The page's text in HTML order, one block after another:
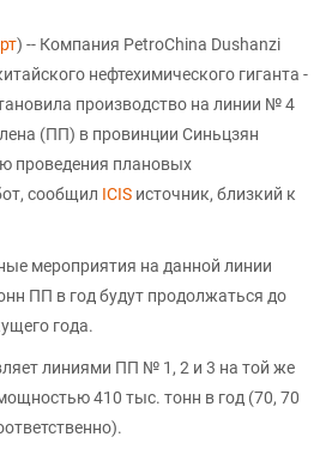
) -- Компания PetroChina Dushanzi
нефтехимического гиганта -
производство на линии № 4
(ПП) в провинции Синьцзян
проведения плановых
сообщил ICIS источник, близкий к
мероприятия на данной линии
ПП в год будут продолжаться до
года.
линиями ПП № 1, 2 и 3 на той же
410 тыс. тонн в год (70, 70